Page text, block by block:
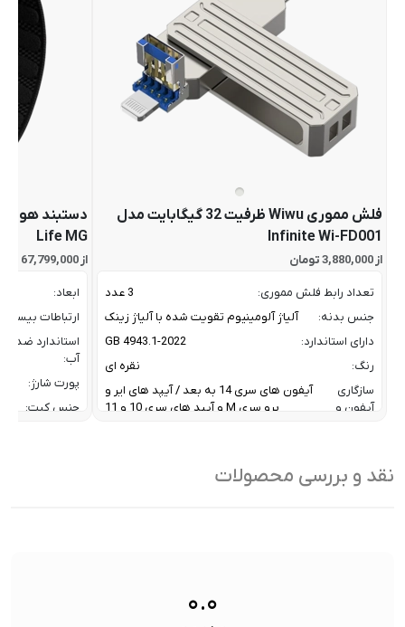
فلش مموری Wiwu ظرفیت 32 گیگابایت مدل
Infinite Wi-FD001
از 3,880,000 تومان
تعداد رابط فلش مموری:
3 عدد
جنس بدنه:
آلیاژ آلومینیوم تقویت شده با آلیاژ زینک
دارای استاندارد:
GB 4943.1-2022
رنگ:
نقره ای
سازگاری
آیفون و
آیفون های سری 14 به بعد / آیپد های ایر و
پرو سری M و آیپد های سری 10 و 11
ظرفیت:
Life MG
از 67,799,000 تومان
ابعاد:
ارتباطات بیسیم:
استاندارد ضد
آب:
پورت شارژ:
جنس کیت:
نقد و بررسی محصولات
۰.۰